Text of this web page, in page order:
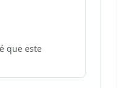
que este